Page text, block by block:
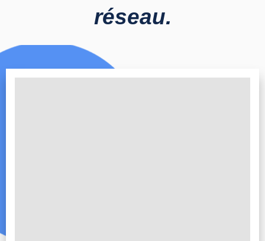
réseau.